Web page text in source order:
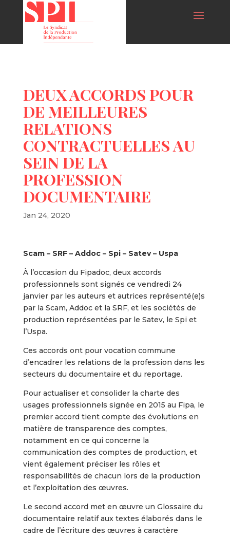
DEUX ACCORDS POUR
DE MEILLEURES
RELATIONS
CONTRACTUELLES AU
SEIN DE LA
PROFESSION
DOCUMENTAIRE
Jan 24, 2020
Scam – SRF – Addoc – Spi – Satev – Uspa
À l’occasion du Fipadoc, deux accords
professionnels sont signés ce vendredi 24
janvier par les auteurs et autrices représenté(e)s
par la Scam, Addoc et la SRF, et les sociétés de
production représentées par le Satev, le Spi et
l’Uspa.
Ces accords ont pour vocation commune
d’encadrer les relations de la profession dans les
secteurs du documentaire et du reportage.
Pour actualiser et consolider la charte des
usages professionnels signée en 2015 au Fipa, le
premier accord tient compte des évolutions en
matière de transparence des comptes,
notamment en ce qui concerne la
communication des comptes de production, et
vient également préciser les rôles et
responsabilités de chacun lors de la production
et l’exploitation des œuvres.
Le second accord met en œuvre un Glossaire du
documentaire relatif aux textes élaborés dans le
cadre de l’écriture des œuvres à caractère